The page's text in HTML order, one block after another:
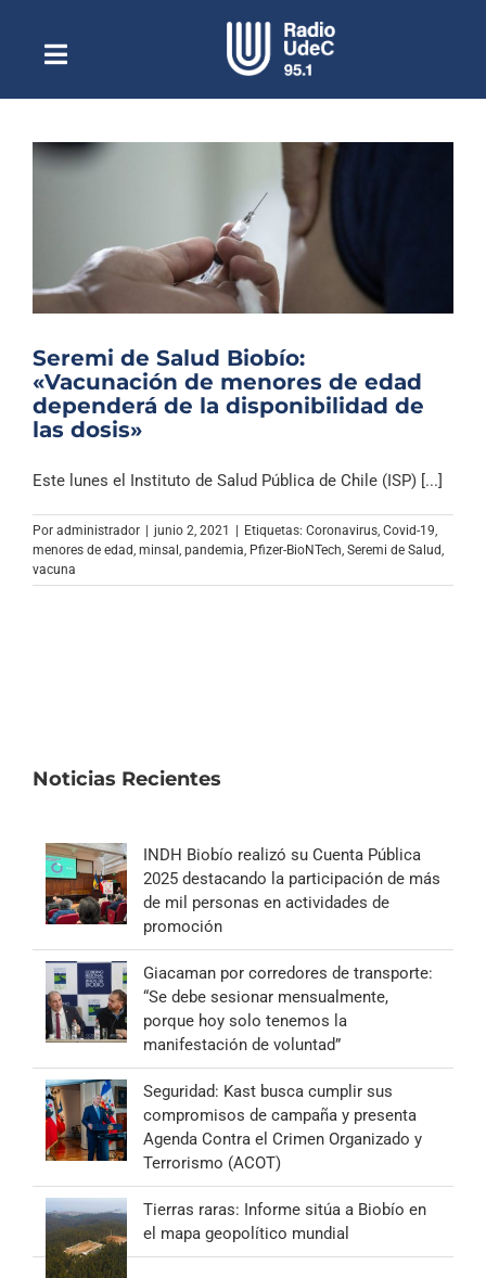
contenidoToggle
NavigationEscuchar Radio UdeC en vivo
Quiénes Somos
Programación
Podcast
Noticias
Columnas
Música Clásica
Seremi de Salud Biobío:
«Vacunación de menores de edad
dependerá de la disponibilidad de
las dosis»
Este lunes el Instituto de Salud Pública de Chile (ISP) [...]
Por administrador | junio 2, 2021 | Etiquetas: Coronavirus Covid-19
menores de edad minsal pandemia Pfizer-BioNTech Seremi de Salud
vacuna
Noticias Recientes
INDH Biobío realizó su Cuenta Pública
2025 destacando la participación de más
de mil personas en actividades de
promoción
Giacaman por corredores de transporte:
“Se debe sesionar mensualmente,
porque hoy solo tenemos la
manifestación de voluntad”
Seguridad: Kast busca cumplir sus
compromisos de campaña y presenta
Agenda Contra el Crimen Organizado y
Terrorismo (ACOT)
Tierras raras: Informe sitúa a Biobío en
el mapa geopolítico mundial